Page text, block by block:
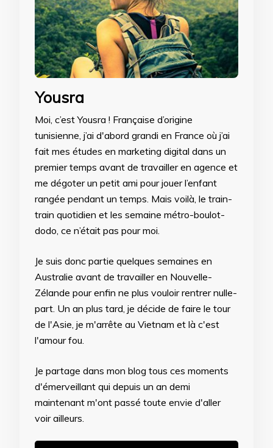
Yousra
Moi, c’est Yousra ! Française d’origine
tunisienne, j’ai d'abord grandi en France où j’ai
fait mes études en marketing digital dans un
premier temps avant de travailler en agence et
me dégoter un petit ami pour jouer l’enfant
rangée pendant un temps. Mais voilà, le train-
train quotidien et les semaine métro-boulot-
dodo, ce n’était pas pour moi.
Je suis donc partie quelques semaines en
Australie avant de travailler en Nouvelle-
Zélande pour enfin ne plus vouloir rentrer nulle-
part. Un an plus tard, je décide de faire le tour
de l'Asie, je m'arrête au Vietnam et là c'est
l'amour fou.
Je partage dans mon blog tous ces moments
d'émerveillant qui depuis un an demi
maintenant m'ont passé toute envie d'aller
voir ailleurs.